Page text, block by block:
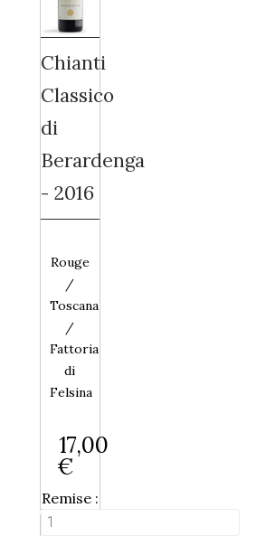
Chianti
Classico
di
Berardenga
- 2016
Rouge
/
Toscana
/
Fattoria
di
Felsina
17,00
€
Remise :